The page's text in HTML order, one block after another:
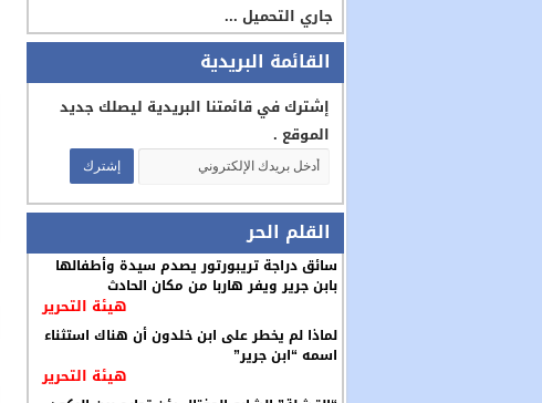
جاري التحميل ...
القائمة البريدية
إشترك في قائمتنا البريدية ليصلك جديد
الموقع .
القلم الحر
سائق دراجة تريبورتور يصدم سيدة وأطفالها
بابن جرير ويفر هاربا من مكان الحادث
هيئة التحرير
لماذا لم يخطر على ابن خلدون أن هناك استثناء
اسمه “ابن جرير”
هيئة التحرير